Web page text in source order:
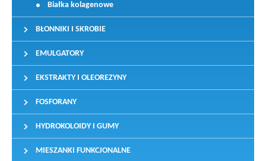
Białka kolagenowe
BŁONNIKI I SKROBIE
EMULGATORY
EKSTRAKTY I OLEOREZYNY
FOSFORANY
HYDROKOLOIDY I GUMY
MIESZANKI FUNKCJONALNE